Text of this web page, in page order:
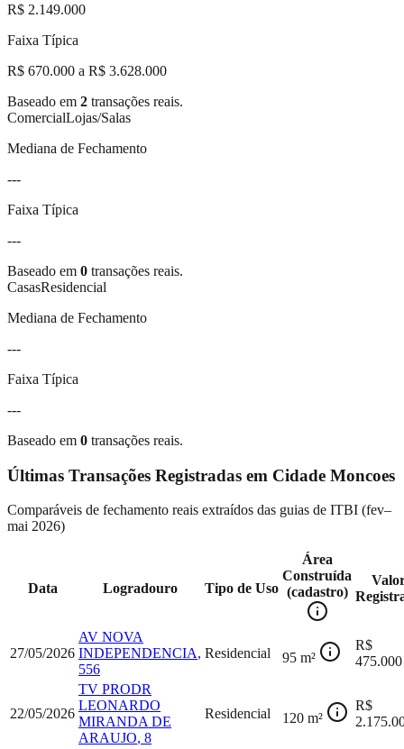
R$ 2.149.000
Faixa Típica
R$ 670.000 a R$ 3.628.000
Baseado em 2 transações reais.
ComercialLojas/Salas
Mediana de Fechamento
---
Faixa Típica
---
Baseado em 0 transações reais.
CasasResidencial
Mediana de Fechamento
---
Faixa Típica
---
Baseado em 0 transações reais.
Últimas Transações Registradas em Cidade Moncoes
Comparáveis de fechamento reais extraídos das guias de ITBI (fev–
mai 2026)
Data Logradouro Tipo de Uso
Área
Construída
(cadastro)
27/05/2026
AV NOVA
INDEPENDENCIA,
556
Residencial 95 m²
R$
475.000
22/05/2026
TV PRODR
LEONARDO
MIRANDA DE
ARAUJO, 8
Residencial 120 m²
R$